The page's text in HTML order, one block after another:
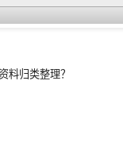
料归类整理？